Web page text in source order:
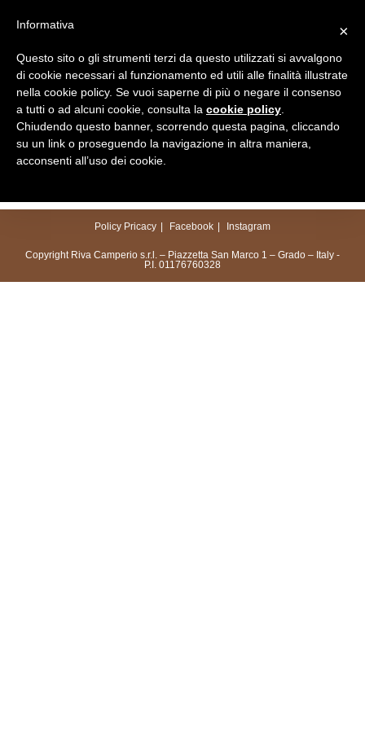
Menu
Policy Pricacy Facebook Instagram
Copyright Riva Camperio s.r.l. – Piazzetta San Marco 1 – Grado – Italy -
P.I. 01176760328
×
Informativa
Questo sito o gli strumenti terzi da questo utilizzati si avvalgono
di cookie necessari al funzionamento ed utili alle finalità illustrate
nella cookie policy. Se vuoi saperne di più o negare il consenso
a tutti o ad alcuni cookie, consulta la cookie policy
Chiudendo questo banner, scorrendo questa pagina, cliccando
su un link o proseguendo la navigazione in altra maniera,
acconsenti all’uso dei cookie.